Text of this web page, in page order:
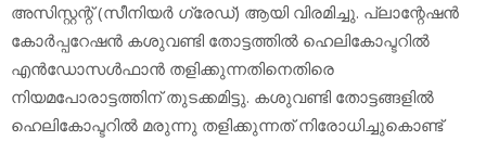
അസിസ്റ്റന്റ് (സീനിയര്‍ ഗ്രേഡ്) ആയി വിരമിച്ചു. പ്ലാന്റേഷന്‍
കോര്‍പ്പറേഷന്‍ കശുവണ്ടി തോട്ടത്തില്‍ ഹെലികോപ്ടറില്‍
എന്‍ഡോസള്‍ഫാന്‍ തളിക്കുന്നതിനെതിരെ
നിയമപോരാട്ടത്തിന് തുടക്കമിട്ടു. കശുവണ്ടി തോട്ടങ്ങളില്‍
ഹെലികോപ്ടറില്‍ മരുന്നു തളിക്കുന്നത് നിരോധിച്ചുകൊണ്ട്